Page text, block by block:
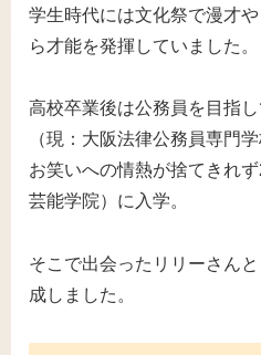
学生時代には文化祭で漫才
ら才能を発揮していました。
高校卒業後は公務員を目指
（現：大阪法律公務員専門
お笑いへの情熱が捨てきれ
芸能学院）に入学。
そこで出会ったリリーさん
成しました。